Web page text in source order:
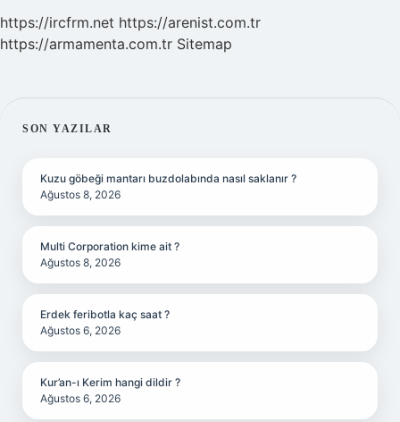
https://ircfrm.net https://arenist.com.tr
https://armamenta.com.tr Sitemap
SIDEBAR
SON YAZILAR
Kuzu göbeği mantarı buzdolabında nasıl saklanır ?
Ağustos 8, 2026
Multi Corporation kime ait ?
Ağustos 8, 2026
Erdek feribotla kaç saat ?
Ağustos 6, 2026
Kur’an-ı Kerim hangi dildir ?
Ağustos 6, 2026